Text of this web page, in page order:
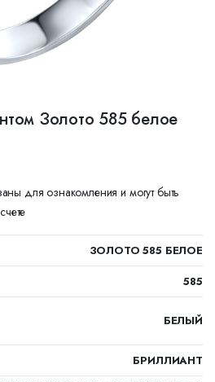
Золото 585 белое
для ознакомления и могут быть
ЗОЛОТО 585 БЕЛОЕ
585
БЕЛЫЙ
БРИЛЛИАНТ